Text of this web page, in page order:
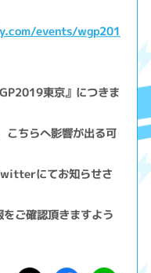
events/wgp201
東京』につきま
こちらへ影響が出る可
にてお知らせさ
ご確認頂きますよう